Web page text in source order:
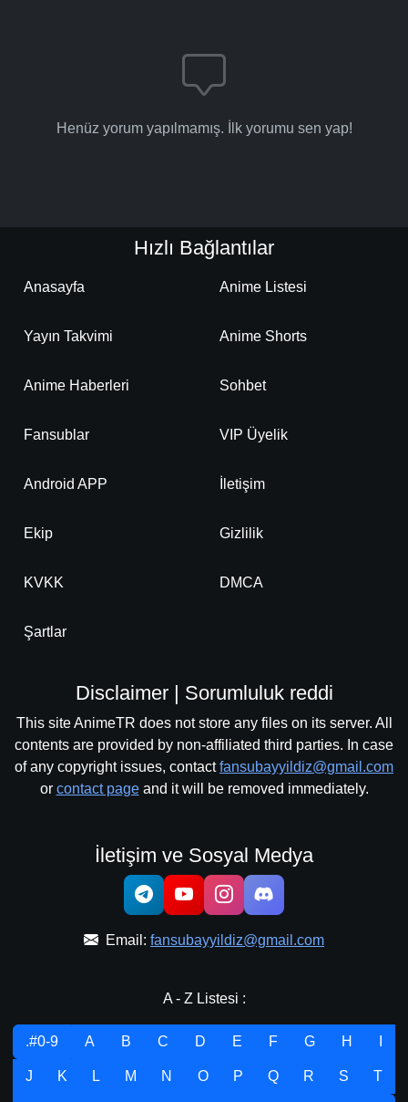
Henüz yorum yapılmamış. İlk yorumu sen yap!
Hızlı Bağlantılar
Anasayfa Anime Listesi
Yayın Takvimi Anime Shorts
Anime Haberleri Sohbet
Fansublar VIP Üyelik
Android APP İletişim
Ekip Gizlilik
KVKK DMCA
Şartlar
Disclaimer | Sorumluluk reddi
This site AnimeTR does not store any files on its server. All
contents are provided by non-affiliated third parties. In case
of any copyright issues, contactfansubayyildiz@gmail.com
or contact pageand it will be removed immediately.
İletişim ve Sosyal Medya
Email: fansubayyildiz@gmail.com
A - Z Listesi :
.#0-9 A B C D E F G H
J K L M N O P Q R S T